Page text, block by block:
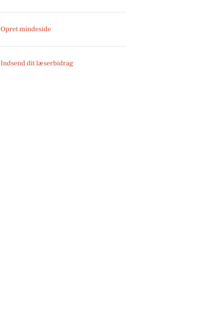
Opret mindeside
Indsend dit læserbidrag